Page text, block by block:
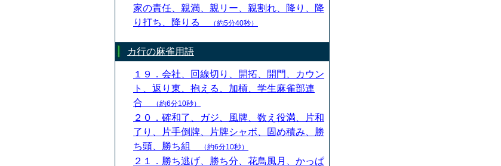
家の責任、親満、親リー、親割れ、降り、降
り打ち、降りる
（約5分40秒）
カ行の麻雀用語
１９．会社、回線切り、開拓、開門、カウン
ト、返り東、抱える、加槓、学生麻雀部連
合
（約6分10秒）
２０．確和了、ガジ、風牌、数え役満、片和
了り、片手倒牌、片牌シャボ、固め積み、勝
ち頭、勝ち組
（約6分10秒）
２１．勝ち逃げ、勝ち分、花鳥風月、かっぱ